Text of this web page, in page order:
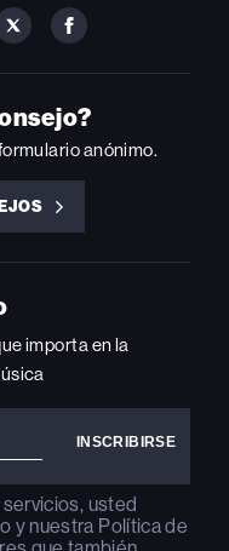
FOLLOW
ON
FOLLOW
ON
FACEBOOK
anónimo.
importa en la
usted
y nuestra Política de